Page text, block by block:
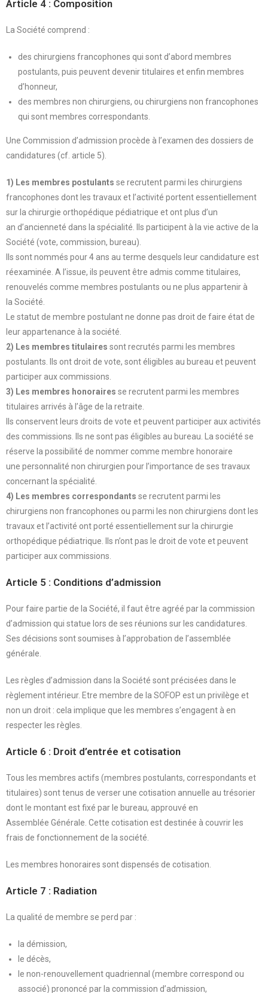
Article 4 : Composition
La Société comprend :
des chirurgiens francophones qui sont d’abord membres
postulants, puis peuvent devenir titulaires et enfin membres
d’honneur,
des membres non chirurgiens, ou chirurgiens non francophones
qui sont membres correspondants.
Une Commission d’admission procède à l’examen des dossiers de
candidatures (cf. article 5).
1) Les membres postulants se recrutent parmi les chirurgiens
francophones dont les travaux et l’activité portent essentiellement
sur la chirurgie orthopédique pédiatrique et ont plus d’un
an d’ancienneté dans la spécialité. Ils participent à la vie active de la
Société (vote, commission, bureau).
Ils sont nommés pour 4 ans au terme desquels leur candidature est
réexaminée. A l’issue, ils peuvent être admis comme titulaires,
renouvelés comme membres postulants ou ne plus appartenir à
la Société.
Le statut de membre postulant ne donne pas droit de faire état de
leur appartenance à la société.
2) Les membres titulaires sont recrutés parmi les membres
postulants. Ils ont droit de vote, sont éligibles au bureau et peuvent
participer aux commissions.
3) Les membres honoraires se recrutent parmi les membres
titulaires arrivés à l’âge de la retraite.
Ils conservent leurs droits de vote et peuvent participer aux activités
des commissions. Ils ne sont pas éligibles au bureau. La société se
réserve la possibilité de nommer comme membre honoraire
une personnalité non chirurgien pour l’importance de ses travaux
concernant la spécialité.
4) Les membres correspondants se recrutent parmi les
chirurgiens non francophones ou parmi les non chirurgiens dont les
travaux et l’activité ont porté essentiellement sur la chirurgie
orthopédique pédiatrique. Ils n’ont pas le droit de vote et peuvent
participer aux commissions.
Article 5 : Conditions d’admission
Pour faire partie de la Société, il faut être agréé par la commission
d’admission qui statue lors de ses réunions sur les candidatures.
Ses décisions sont soumises à l’approbation de l’assemblée
générale.
Les règles d’admission dans la Société sont précisées dans le
règlement intérieur. Etre membre de la SOFOP est un privilège et
non un droit : cela implique que les membres s’engagent à en
respecter les règles.
Article 6 : Droit d’entrée et cotisation
Tous les membres actifs (membres postulants, correspondants et
titulaires) sont tenus de verser une cotisation annuelle au trésorier
dont le montant est fixé par le bureau, approuvé en
Assemblée Générale. Cette cotisation est destinée à couvrir les
frais de fonctionnement de la société.
Les membres honoraires sont dispensés de cotisation.
Article 7 : Radiation
La qualité de membre se perd par :
la démission,
le décès,
le non-renouvellement quadriennal (membre correspond ou
associé) prononcé par la commission d’admission,